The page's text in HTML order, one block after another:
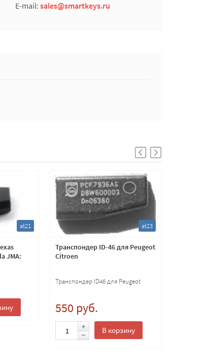
E-mail: sales@smartkeys.ru
at21
JMA:
at23
Транспондер ID-46 для Peugeot
Citroen
Транспондер ID46 для Peugeot
550 руб.
В корзину